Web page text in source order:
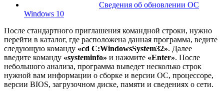
Сведения об обновлении ОС
Windows 10
После стандартного приглашения командной строки, нужно
перейти в каталог, где расположена данная программа, ведите
следующую команду «cd C:WindowsSystem32». Далее
введите команду «systeminfo» и нажмите «Enter». После
небольшого анализа, программа выведет несколько строк
нужной вам информации о сборке и версии ОС, процессоре,
версии BIOS, загрузочном диске, памяти и сведениях о сети.